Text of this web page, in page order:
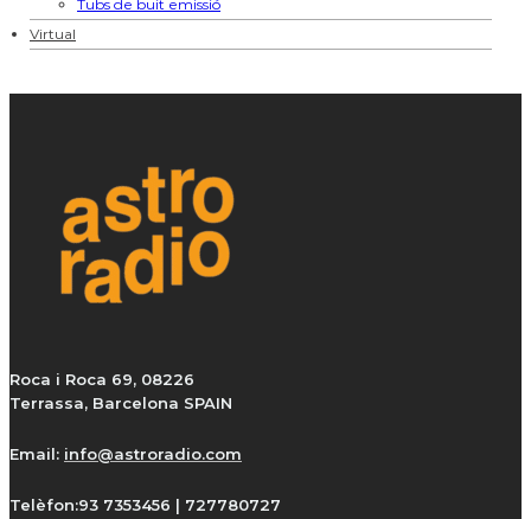
Tubs de buit emissió
Virtual
Roca i Roca 69, 08226
Terrassa, Barcelona SPAIN
Email: info@astroradio.com
Telèfon:93 7353456 | 727780727